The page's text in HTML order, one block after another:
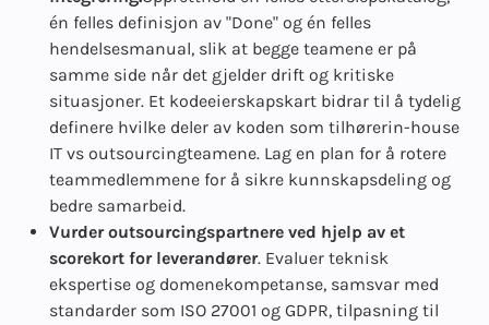
én felles definisjon av "Done" og én felles
hendelsesmanual, slik at begge teamene er på
samme side når det gjelder drift og kritiske
situasjoner. Et kodeeierskapskart bidrar til å tydelig
definere hvilke deler av koden som tilhørerin-house
IT vs outsourcingteamene. Lag en plan for å rotere
teammedlemmene for å sikre kunnskapsdeling og
bedre samarbeid.
Vurder outsourcingspartnere ved hjelp av et
scorekort for leverandører. Evaluer teknisk
ekspertise og domenekompetanse, samsvar med
standarder som ISO 27001 og GDPR, tilpasning til